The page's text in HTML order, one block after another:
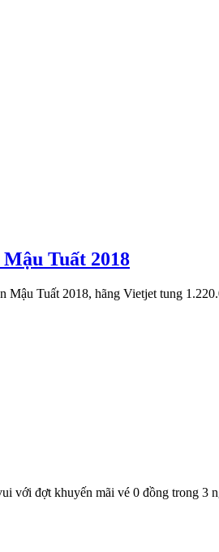
Tuất 2018
Tuất 2018, hãng Vietjet tung
với đợt khuyến mãi vé 0 đồng trong 3